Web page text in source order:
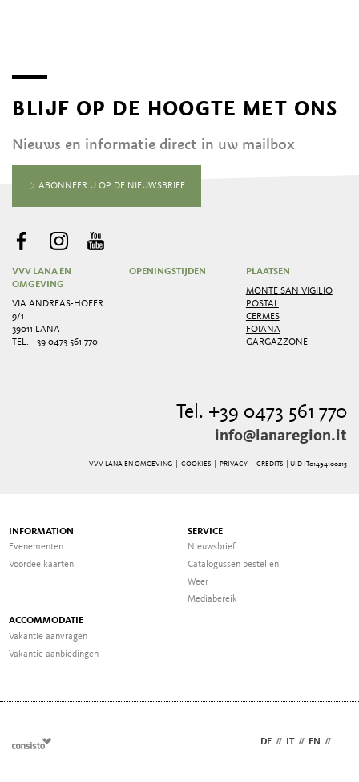
BLIJF OP DE HOOGTE MET ONS
Nieuws en informatie direct in uw mailbox
ABONNEER U OP DE NIEUWSBRIEF
VVV LANA EN
OMGEVING
VIA ANDREAS-HOFER
9/1
39011 LANA
TEL.+39 0473 561 770
OPENINGSTIJDEN
PLAATSEN
MONTE SAN VIGILIO
POSTAL
CERMES
FOIANA
GARGAZZONE
Tel. +39 0473 561 770
info@lanaregion.it
VVV LANA EN OMGEVING | COOKIES| PRIVACY| CREDITS | UID IT01494100215
INFORMATION
Evenementen
Voordeelkaarten
SERVICE
Nieuwsbrief
Catalogussen bestellen
Weer
Mediabereik
ACCOMMODATIE
Vakantie aanvragen
Vakantie aanbiedingen
DE // // EN //